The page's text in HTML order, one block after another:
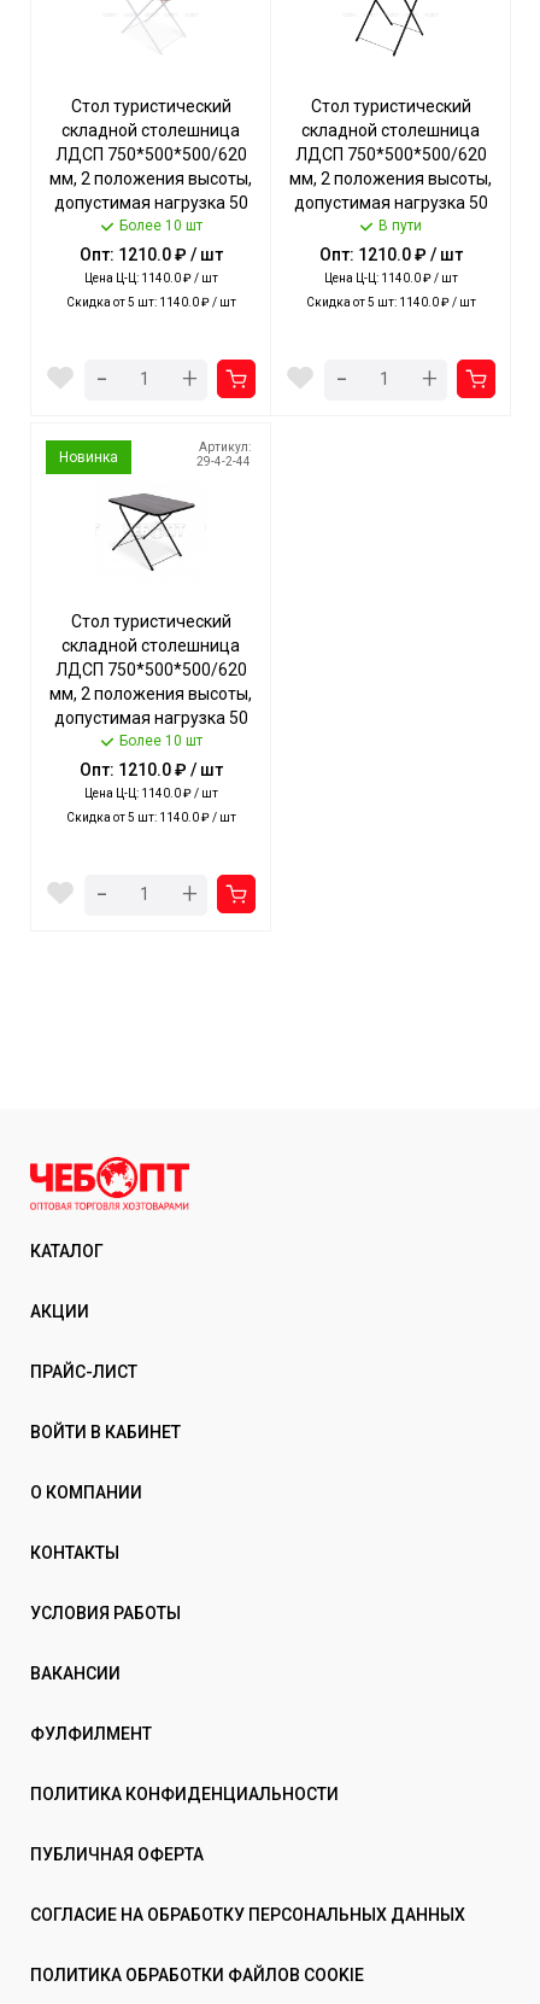
Стол туристический
складной столешница
ЛДСП 750*500*500/620
мм, 2 положения высоты,
допустимая нагрузка 50
кг ДУБ СОНОМА арт. ТСТ/
С NIKA [1]
Более 10 шт
Опт: 1210.0 ₽ / шт
Цена Ц-Ц: 1140.0 ₽ / шт
Скидка от 5 шт: 1140.0 ₽ / шт
- +
Стол туристический
складной столешница
ЛДСП 750*500*500/620
мм, 2 положения высоты,
допустимая нагрузка 50
кг МИЛАНСКИЙ ОРЕХ арт.
ТСТ NIKA [1]
В пути
Опт: 1210.0 ₽ / шт
Цена Ц-Ц: 1140.0 ₽ / шт
Скидка от 5 шт: 1140.0 ₽ / шт
- +
Новинка
Артикул:
29-4-2-44
Стол туристический
складной столешница
ЛДСП 750*500*500/620
мм, 2 положения высоты,
допустимая нагрузка 50
кг ЯСЕНЬ ЧЕРНЫЙ арт.
ТСТ/ЯС NIKA [1]
Более 10 шт
Опт: 1210.0 ₽ / шт
Цена Ц-Ц: 1140.0 ₽ / шт
Скидка от 5 шт: 1140.0 ₽ / шт
- +
КАТАЛОГ
АКЦИИ
ПРАЙС-ЛИСТ
ВОЙТИ В КАБИНЕТ
О КОМПАНИИ
КОНТАКТЫ
УСЛОВИЯ РАБОТЫ
ВАКАНСИИ
ФУЛФИЛМЕНТ
ПОЛИТИКА КОНФИДЕНЦИАЛЬНОСТИ
ПУБЛИЧНАЯ ОФЕРТА
СОГЛАСИЕ НА ОБРАБОТКУ ПЕРСОНАЛЬНЫХ ДАННЫХ
ПОЛИТИКА ОБРАБОТКИ ФАЙЛОВ COOKIE